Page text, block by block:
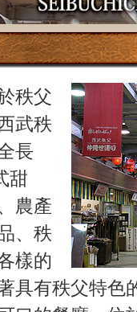
秩父
武秩
長
甜
農產
、秩
樣的
具有秩父特色